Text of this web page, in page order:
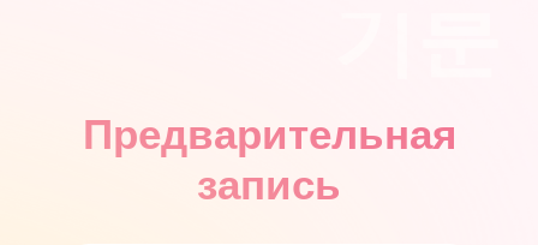
Предварительная
запись
МАКАРОВА